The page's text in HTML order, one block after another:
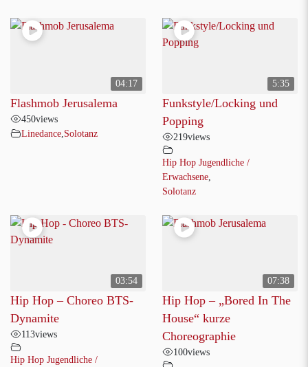
04:17
Flashmob Jerusalema
450views
Linedance Solotanz
5:35
Funkstyle/Locking und
Popping
219views
Hip Hop Jugendliche /
Erwachsene
Solotanz
03:54
Hip Hop – Choreo BTS-
Dynamite
113views
Hip Hop Jugendliche /
07:38
Hip Hop – „Bored In The
House“ kurze
Choreographie
100views